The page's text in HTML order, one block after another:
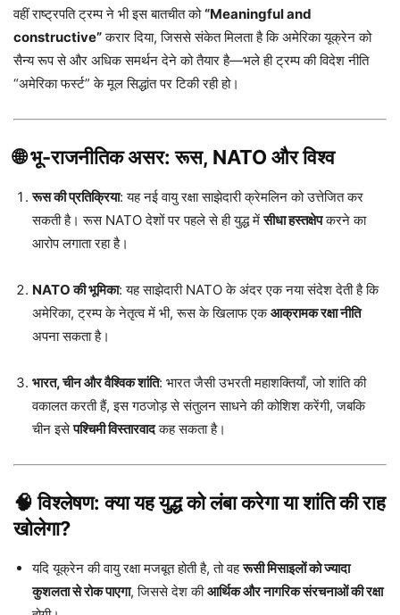
वहीं राष्ट्रपति ट्रम्प ने भी इस बातचीत को“Meaningful and
constructive”करार दिया, जिससे संकेत मिलता है कि अमेरिका यूक्रेन को
सैन्य रूप से और अधिक समर्थन देने को तैयार है—भले ही ट्रम्प की विदेश नीति
“अमेरिका फर्स्ट” के मूल सिद्धांत पर टिकी रही हो।
🌐 भू-राजनीतिक असर: रूस, NATO और विश्व
रूस की प्रतिक्रिया: यह नई वायु रक्षा साझेदारी क्रेमलिन को उत्तेजित कर
सकती है। रूस NATO देशों पर पहले से ही युद्ध मेंसीधा हस्तक्षेपकरने का
आरोप लगाता रहा है।
NATO की भूमिका: यह साझेदारी NATO के अंदर एक नया संदेश देती है कि
अमेरिका, ट्रम्प के नेतृत्व में भी, रूस के खिलाफ एकआक्रामक रक्षा नीति
अपना सकता है।
भारत, चीन और वैश्विक शांति: भारत जैसी उभरती महाशक्तियाँ, जो शांति की
वकालत करती हैं, इस गठजोड़ से संतुलन साधने की कोशिश करेंगी, जबकि
चीन इसेपश्चिमी विस्तारवादकह सकता है।
🧠 विश्लेषण: क्या यह युद्ध को लंबा करेगा या शांति की राह
खोलेगा?
यदि यूक्रेन की वायु रक्षा मजबूत होती है, तो वहरूसी मिसाइलों को ज्यादा
कुशलता से रोक पाएगा, जिससे देश कीआर्थिक और नागरिक संरचनाओं की रक्षा